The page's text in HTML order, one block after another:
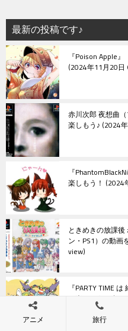
最新の投稿です♪
『Poison Apple
2024年11月20
赤川次郎 夜想曲
楽しもう♪ 2024
『
楽しもう！ 2024
ときめきの放課
ン・PS1）の動画
view
『PARTY TIME
を楽しもう！
アニメ 旅行